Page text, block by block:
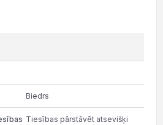
Biedrs
Tiesības pārstāvēt atsevišķi